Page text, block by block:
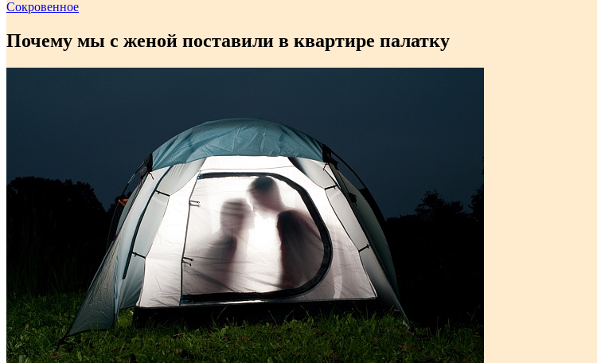
Сокровенное
Почему мы с женой поставили в квартире палатку